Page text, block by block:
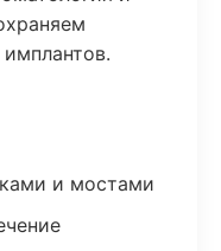
и мостами